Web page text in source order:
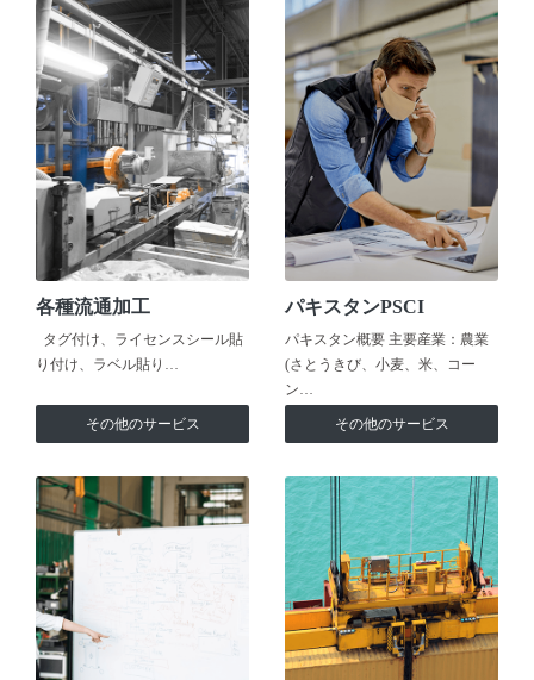
各種流通加工
タグ付け、ライセンスシール貼
り付け、ラベル貼り…
その他のサービス
パキスタンPSCI
パキスタン概要 主要産業：農業
(さとうきび、小麦、米、コー
ン…
その他のサービス